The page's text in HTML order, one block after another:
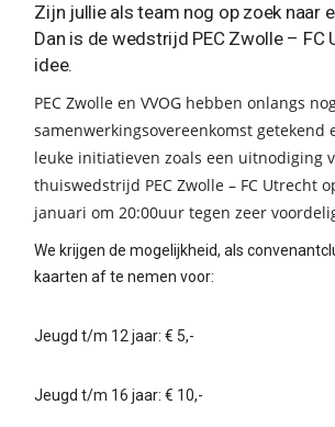
Zijn jullie als team nog op zoek naar
Dan is de wedstrijd PEC Zwolle – FC
idee.
PEC Zwolle en VVOG hebben onlangs
samenwerkingsovereenkomst
leuke initiatieven zoals een uitnodiging
thuiswedstrijd PEC Zwolle – FC Utrecht
januari om 20:00uur tegen zeer
We krijgen de mogelijkheid, als
kaarten af te nemen voor:
Jeugd t/m 12 jaar: € 5,-
Jeugd t/m 16 jaar: € 10,-